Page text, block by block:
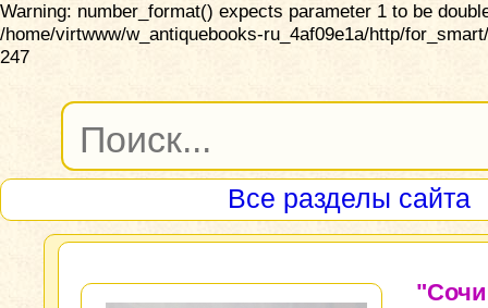
Warning: number_format() expects parameter 1 to be
/home/virtwww/w_antiquebooks-ru_4af09e1a/http/
247
Все разделы сайта